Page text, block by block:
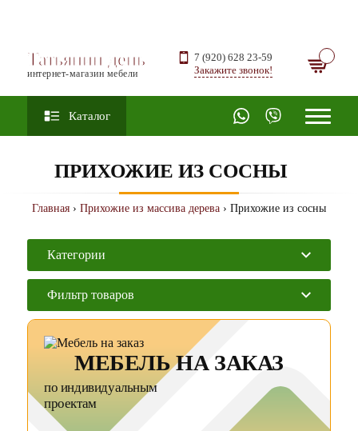
Татьянин день
интернет-магазин мебели
7 (920) 628 23-59
Закажите звонок!
Каталог
ПРИХОЖИЕ ИЗ СОСНЫ
Главная › Прихожие из массива дерева › Прихожие из сосны
Категории
Фильтр товаров
МЕБЕЛЬ НА ЗАКАЗ
по индивидуальным
проектам